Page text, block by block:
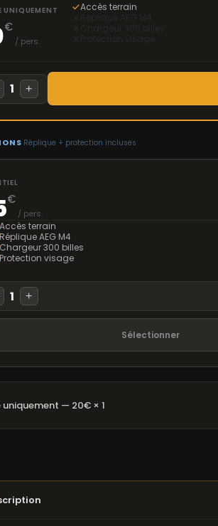
UNIQUEMENT
€
/ pers.
Accès terrain
1 +
Réplique + protection incluses
€
/ pers.
Accès terrain
Réplique AEG M4
Chargeur 300 billes
Protection visage
1 +
Sélectionner
uniquement — 20€ × 1